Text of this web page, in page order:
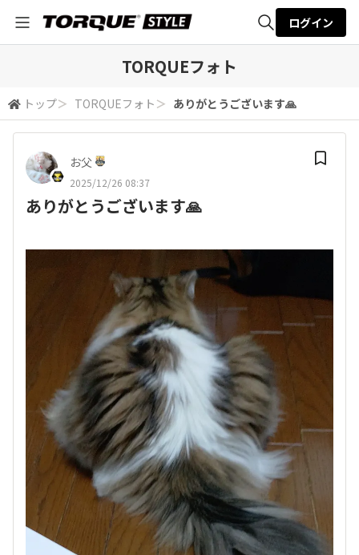
検索
ログイン
TORQUEフォト
トップ＞ TORQUEフォト ＞ ありがとうございます🙏
お父
2025/12/26 08:37
ありがとうございます🙏